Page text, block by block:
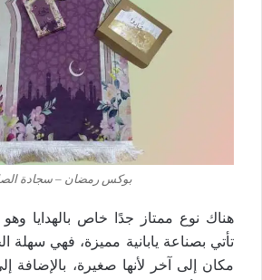
بوكس رمضان – سجادة
هناك نوع ممتاز جدًا خاص بالهدايا
تأتي بصناعة يابانية مميزة، فهي سهلة
مكان إلى آخر لأنها صغيرة، بالإضافة